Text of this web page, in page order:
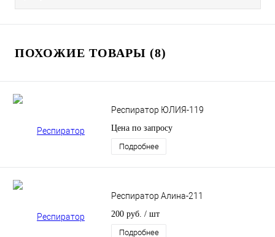
ПОХОЖИЕ ТОВАРЫ (8)
Респиратор ЮЛИЯ-119
Цена по запросу
Подробнее
Респиратор Алина-211
200 руб. / шт
Подробнее